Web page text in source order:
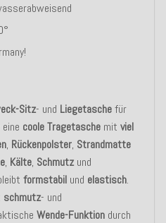
Sitz- und Liegetaschefür
coole Tragetasche mitviel
, Rückenpolster, Strandmatte
, Kälte, Schmutz und
formstabil und elastisch.
schmutz- und
Wende-Funktion durch